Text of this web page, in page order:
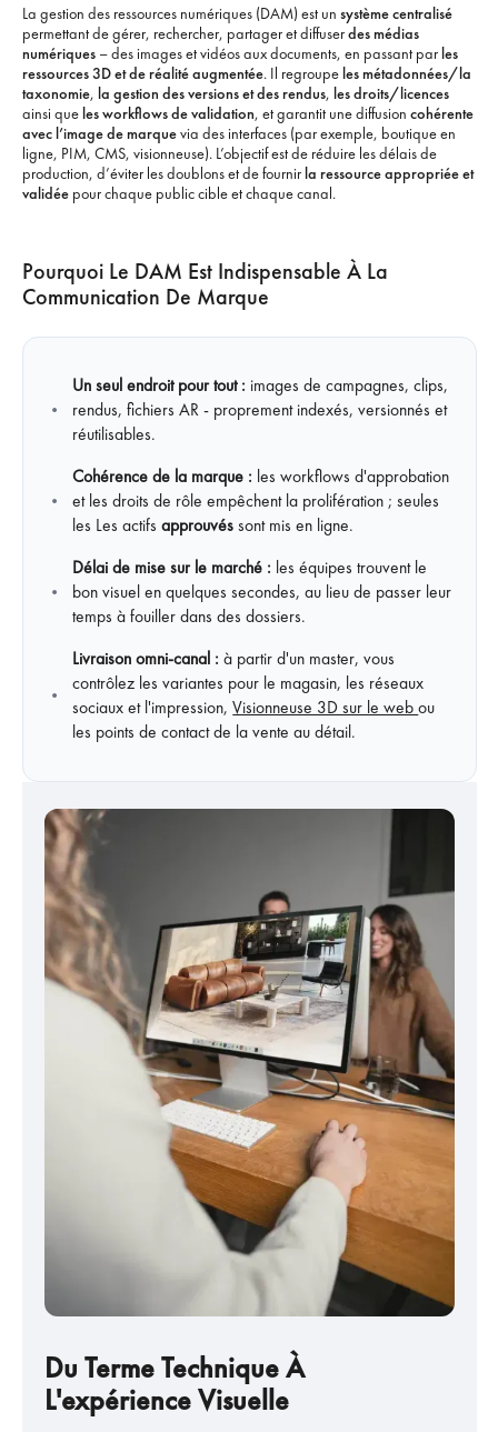
La gestion des ressources numériques (DAM) est un système centralisé
permettant de gérer, rechercher, partager et diffuserdes médias
numériques– des images et vidéos aux documents, en passant parles
ressources 3D et de réalité augmentée. Il regroupeles métadonnées/la
taxonomie, la gestion des versions et des rendus, les droits/licences
ainsi queles workflows de validation, et garantit une diffusion cohérente
avec l’image de marquevia des interfaces (par exemple, boutique en
ligne, PIM, CMS, visionneuse). L’objectif est de réduire les délais de
production, d’éviter les doublons et de fournirla ressource appropriée et
validéepour chaque public cible et chaque canal.
Pourquoi Le DAM Est Indispensable À La
Communication De Marque
Un seul endroit pour tout : images de campagnes, clips,
rendus, fichiers AR - proprement indexés, versionnés et
réutilisables.
Cohérence de la marque : les workflows d'approbation
et les droits de rôle empêchent la prolifération ; seules
les Les actifsapprouvés sont mis en ligne.
Délai de mise sur le marché : les équipes trouvent le
bon visuel en quelques secondes, au lieu de passer leur
temps à fouiller dans des dossiers.
Livraison omni-canal : à partir d'un master, vous
contrôlez les variantes pour le magasin, les réseaux
sociaux et l'impression,Visionneuse 3D sur le webou
les points de contact de la vente au détail.
Du Terme Technique À
L'expérience Visuelle